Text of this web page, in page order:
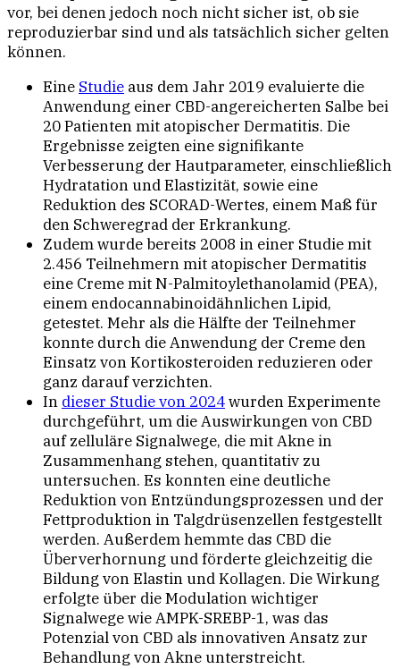
vor, bei denen jedoch noch nicht sicher ist, ob sie
reproduzierbar sind und als tatsächlich sicher gelten
können.
Eine Studie aus dem Jahr 2019 evaluierte die
Anwendung einer CBD-angereicherten Salbe bei
20 Patienten mit atopischer Dermatitis. Die
Ergebnisse zeigten eine signifikante
Verbesserung der Hautparameter, einschließlich
Hydratation und Elastizität, sowie eine
Reduktion des SCORAD-Wertes, einem Maß für
den Schweregrad der Erkrankung.
Zudem wurde bereits 2008 in einer Studie mit
2.456 Teilnehmern mit atopischer Dermatitis
eine Creme mit N-Palmitoylethanolamid (PEA),
einem endocannabinoidähnlichen Lipid,
getestet. Mehr als die Hälfte der Teilnehmer
konnte durch die Anwendung der Creme den
Einsatz von Kortikosteroiden reduzieren oder
ganz darauf verzichten.
In dieser Studie von 2024wurden Experimente
durchgeführt, um die Auswirkungen von CBD
auf zelluläre Signalwege, die mit Akne in
Zusammenhang stehen, quantitativ zu
untersuchen. Es konnten eine deutliche
Reduktion von Entzündungsprozessen und der
Fettproduktion in Talgdrüsenzellen festgestellt
werden. Außerdem hemmte das CBD die
Überverhornung und förderte gleichzeitig die
Bildung von Elastin und Kollagen. Die Wirkung
erfolgte über die Modulation wichtiger
Signalwege wie AMPK-SREBP-1, was das
Potenzial von CBD als innovativen Ansatz zur
Behandlung von Akne unterstreicht.